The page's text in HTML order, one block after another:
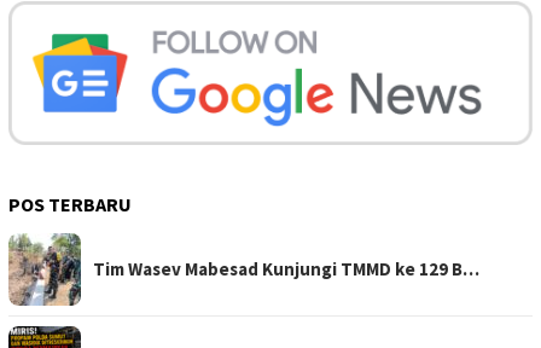
POS TERBARU
Tim Wasev Mabesad Kunjungi TMMD ke 129 B…